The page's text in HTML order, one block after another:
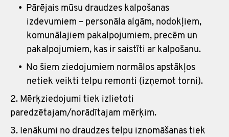
Pārējais mūsu draudzes kalpošanas
izdevumiem – personāla algām, nodokļiem,
komunālajiem pakalpojumiem, precēm un
pakalpojumiem, kas ir saistīti ar kalpošanu.
No šiem ziedojumiem normālos apstākļos
netiek veikti telpu remonti (izņemot torni).
Mērķziedojumi tiek izlietoti
paredzētajam/norādītajam mērķim.
Ienākumi no draudzes telpu iznomāšanas tiek